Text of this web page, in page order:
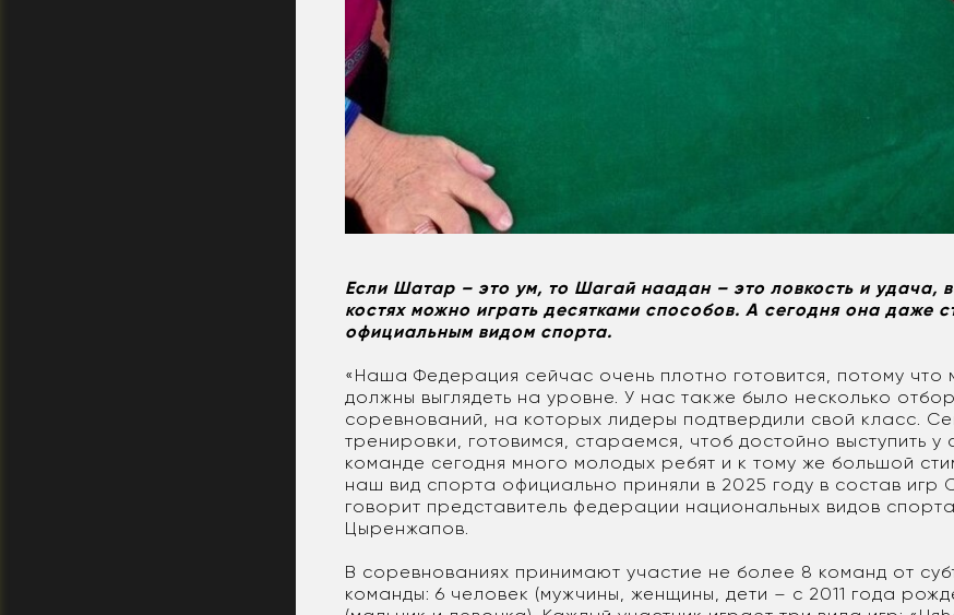
Если Шатар – это ум, то Шагай наадан – это ловкость и удача,
костях можно играть десятками способов. А сегодня она даже
официальным видом спорта.
«Наша Федерация сейчас очень плотно готовится, потому что
должны выглядеть на уровне. У нас также было несколько
соревнований, на которых лидеры подтвердили свой класс.
тренировки, готовимся, стараемся, чтоб достойно выступить у
команде сегодня много молодых ребят и к тому же большой
наш вид спорта официально приняли в 2025 году в состав игр
говорит представитель федерации национальных видов
Цыренжапов.
В соревнованиях принимают участие не более 8 команд от
команды: 6 человек (мужчины, женщины, дети – с 2011 года